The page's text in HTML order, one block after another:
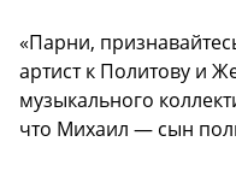
«Парни,
артист к Политову и
музыкального
что Михаил — сын